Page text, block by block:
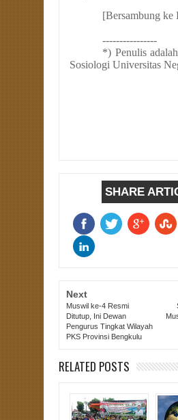
[Bersambung ke
----------------
*) Penulis
Sosiologi Universitas
SHARE
Next
Muswil ke-4 Resmi
Ditutup, Ini Dewan
Pengurus Tingkat Wilayah
PKS Provinsi Bengkulu
RELATED POSTS